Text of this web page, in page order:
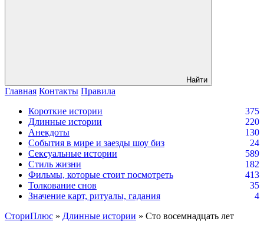
Найти
Главная Контакты Правила
Короткие истории
375
Длинные истории
220
Анекдоты
130
События в мире и заезды шоу биз
24
Сексуальные истории
589
Стиль жизни
182
Фильмы, которые стоит посмотреть
413
Толкование снов
35
Значение карт, ритуалы, гадания
4
СториПлюс » Длинные истории » Сто восемнадцать лет